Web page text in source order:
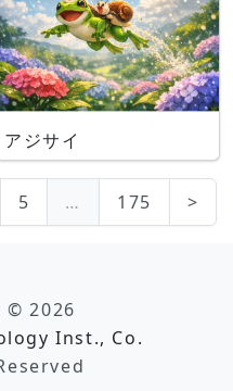
アジサイ
5 … 175 >
© 2026
Inst., Co.